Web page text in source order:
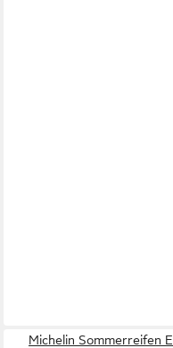
Michelin Sommerreifen E